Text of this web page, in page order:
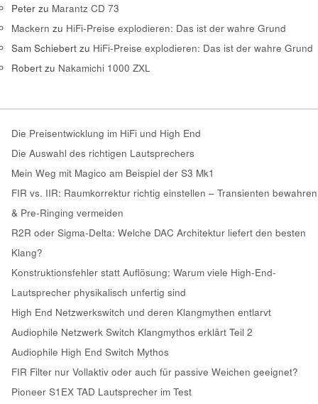
Peter zu Marantz CD 73
Mackern zu HiFi-Preise explodieren: Das ist der wahre Grund
Sam Schiebert zu HiFi-Preise explodieren: Das ist der wahre Grund
Robert zu Nakamichi 1000 ZXL
Die Preisentwicklung im HiFi und High End
Die Auswahl des richtigen Lautsprechers
Mein Weg mit Magico am Beispiel der S3 Mk1
FIR vs. IIR: Raumkorrektur richtig einstellen – Transienten bewahren
& Pre-Ringing vermeiden
R2R oder Sigma-Delta: Welche DAC Architektur liefert den besten
Klang?
Konstruktionsfehler statt Auflösung: Warum viele High-End-
Lautsprecher physikalisch unfertig sind
High End Netzwerkswitch und deren Klangmythen entlarvt
Audiophile Netzwerk Switch Klangmythos erklärt Teil 2
Audiophile High End Switch Mythos
FIR Filter nur Vollaktiv oder auch für passive Weichen geeignet?
Pioneer S1EX TAD Lautsprecher im Test